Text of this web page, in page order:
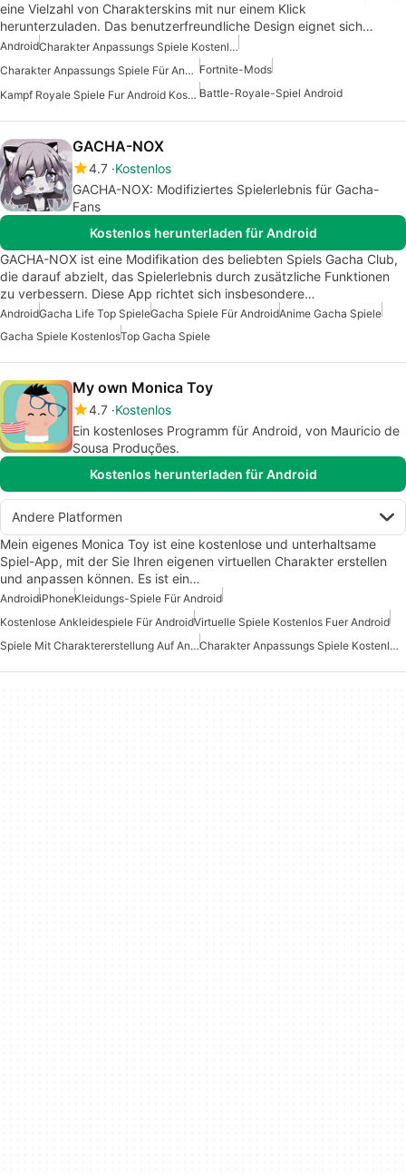
eine Vielzahl von Charakterskins mit nur einem Klick
herunterzuladen. Das benutzerfreundliche Design eignet sich…
Android
Charakter Anpassungs Spiele Kostenlos
Charakter Anpassungs Spiele Für Android Fortnite-Mods
Kampf Royale Spiele Fur Android Kostenlos Battle-Royale-Spiel Android
GACHA-NOX
4.7 Kostenlos
GACHA-NOX: Modifiziertes Spielerlebnis für Gacha-
Fans
Kostenlos herunterladen für Android
GACHA-NOX ist eine Modifikation des beliebten Spiels Gacha Club,
die darauf abzielt, das Spielerlebnis durch zusätzliche Funktionen
zu verbessern. Diese App richtet sich insbesondere…
AndroidGacha Life Top SpieleGacha Spiele Für AndroidAnime Gacha Spiele
Gacha Spiele KostenlosTop Gacha Spiele
My own Monica Toy
4.7 Kostenlos
Ein kostenloses Programm für Android, von Mauricio de
Sousa Produções.
Kostenlos herunterladen für Android
Andere Platformen
Mein eigenes Monica Toy ist eine kostenlose und unterhaltsame
Spiel-App, mit der Sie Ihren eigenen virtuellen Charakter erstellen
und anpassen können. Es ist ein…
AndroidiPhoneKleidungs-Spiele Für Android
Kostenlose Ankleidespiele Für AndroidVirtuelle Spiele Kostenlos Fuer Android
Spiele Mit Charaktererstellung Auf Android
Charakter Anpassungs Spiele Kostenlos